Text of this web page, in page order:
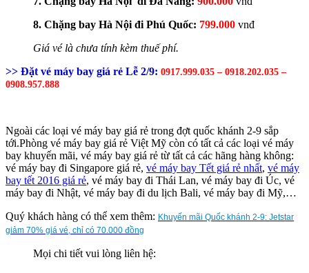
8. Chặng bay Hà Nội đi Phú Quốc: 799.000 vnđ
Giá vé là chưa tính kèm thuế phí.
>> Đặt vé máy bay giá rẻ Lễ 2/9: 0917.999.035 – 0918.202.035 –
0908.957.888
Ngoài các loại vé máy bay giá rẻ trong đợt quốc khánh 2-9 sắp
tới.Phòng vé máy bay giá rẻ Việt Mỹ còn có tất cả các loại vé máy
bay khuyến mãi, vé máy bay giá rẻ từ tất cả các hãng hàng không:
vé máy bay đi Singapore giá rẻ, vé máy bay Tết giá rẻ nhất, vé máy
bay tết 2016 giá rẻ, vé máy bay đi Thái Lan, vé máy bay đi Úc, vé
máy bay đi Nhật, vé máy bay đi du lịch Bali, vé máy bay đi Mỹ,…
Quý khách hàng có thể xem thêm: Khuyến mãi Quốc khánh 2-9: Jetstar
giảm 70% giá vé, chỉ có 70.000 đồng
Mọi chi tiết vui lòng liên hệ: